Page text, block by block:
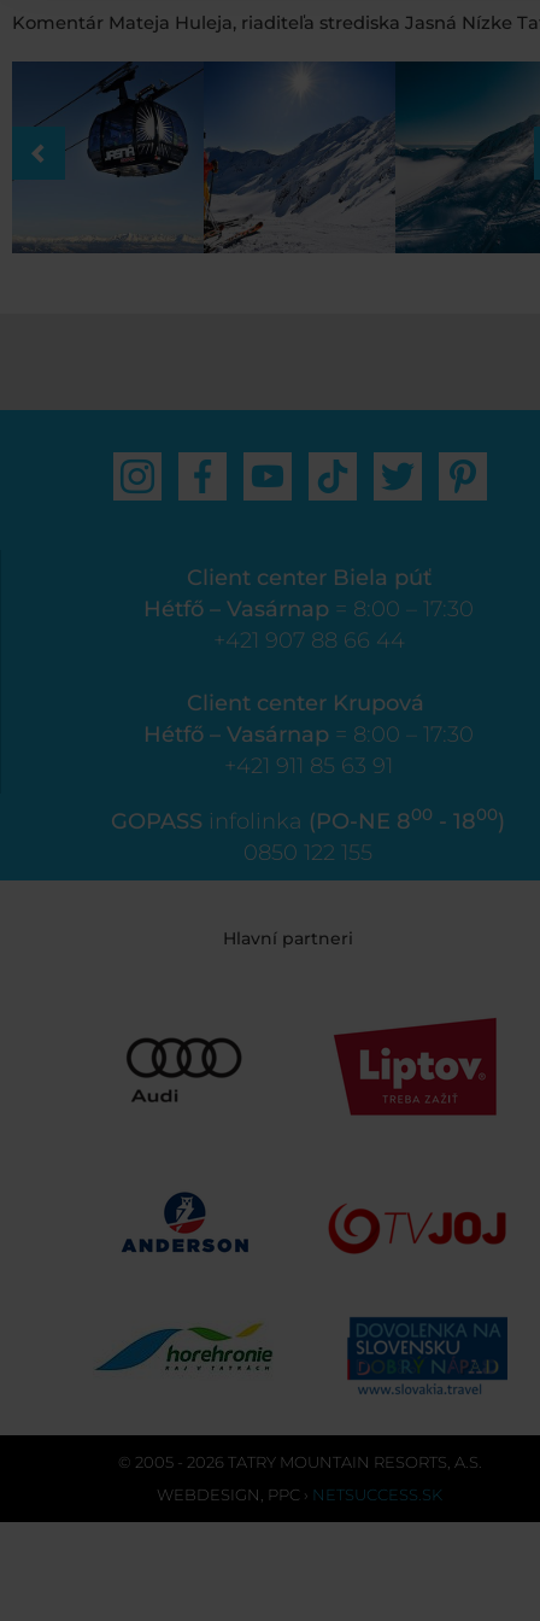
Komentár Mateja Huleja, riaditeľa strediska Jasná Nízke
Client center Biela púť
Hétfő – Vasárnap = 8:00 – 17:30
+421 907 88 66 44
Client center Krupová
Hétfő – Vasárnap = 8:00 – 17:30
+421 911 85 63 91
GOPASS infolinka (PO-NE 800 - 1800)
0850 122 155
Hlavní partneri
© 2005 - 2026 TATRY MOUNTAIN RESORTS, A.S.
WEBDESIGN PPC › NETSUCCESS.SK